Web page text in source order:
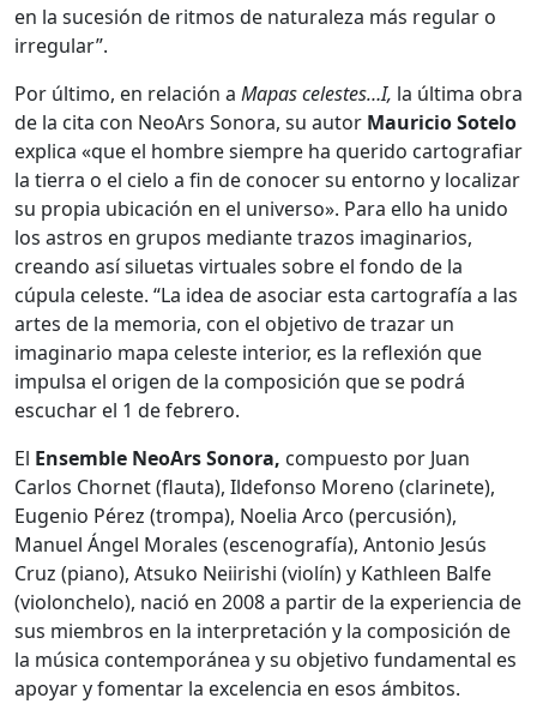
en la sucesión de ritmos de naturaleza más regular o
irregular”.
Por último, en relación a Mapas celestes…I, la última obra
de la cita con NeoArs Sonora, su autor Mauricio Sotelo
explica «que el hombre siempre ha querido cartografiar
la tierra o el cielo a fin de conocer su entorno y localizar
su propia ubicación en el universo». Para ello ha unido
los astros en grupos mediante trazos imaginarios,
creando así siluetas virtuales sobre el fondo de la
cúpula celeste. “La idea de asociar esta cartografía a las
artes de la memoria, con el objetivo de trazar un
imaginario mapa celeste interior, es la reflexión que
impulsa el origen de la composición que se podrá
escuchar el 1 de febrero.
El Ensemble NeoArs Sonora, compuesto por Juan
Carlos Chornet (flauta), Ildefonso Moreno (clarinete),
Eugenio Pérez (trompa), Noelia Arco (percusión),
Manuel Ángel Morales (escenografía), Antonio Jesús
Cruz (piano), Atsuko Neiirishi (violín) y Kathleen Balfe
(violonchelo), nació en 2008 a partir de la experiencia de
sus miembros en la interpretación y la composición de
la música contemporánea y su objetivo fundamental es
apoyar y fomentar la excelencia en esos ámbitos.